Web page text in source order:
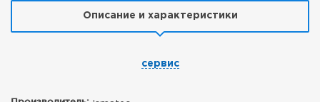
Описание и характеристики
сервис